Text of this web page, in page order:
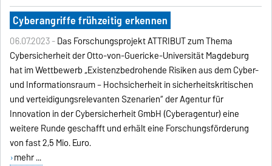
Cyberangriffe frühzeitig erkennen
06.07.2023 -Das Forschungsprojekt ATTRIBUT zum Thema
Cybersicherheit der Otto-von-Guericke-Universität Magdeburg
hat im Wettbewerb „Existenzbedrohende Risiken aus dem Cyber-
und Informationsraum – Hochsicherheit in sicherheitskritischen
und verteidigungsrelevanten Szenarien“ der Agentur für
Innovation in der Cybersicherheit GmbH (Cyberagentur) eine
weitere Runde geschafft und erhält eine Forschungsförderung
von fast 2,5 Mio. Euro.
mehr ...